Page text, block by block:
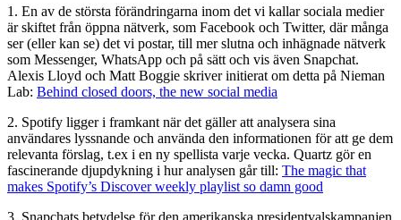
1. En av de största förändringarna inom det vi kallar sociala medier
är skiftet från öppna nätverk, som Facebook och Twitter, där många
ser (eller kan se) det vi postar, till mer slutna och inhägnade nätverk
som Messenger, WhatsApp och på sätt och vis även Snapchat.
Alexis Lloyd och Matt Boggie skriver initierat om detta på Nieman
Lab: Behind closed doors, the new social media
2. Spotify ligger i framkant när det gäller att analysera sina
användares lyssnande och använda den informationen för att ge dem
relevanta förslag, t.ex i en ny spellista varje vecka. Quartz gör en
fascinerande djupdykning i hur analysen går till: The magic that
makes Spotify’s Discover weekly playlist so damn good
3. Snapchats betydelse för den amerikanska presidentvalskampanjen